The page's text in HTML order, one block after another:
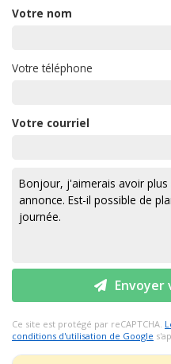
Votre nom
Votre téléphone
Votre courriel
Envoyer
Ce site est protégé par reCAPTCHA.
conditions d'utilisation de Google